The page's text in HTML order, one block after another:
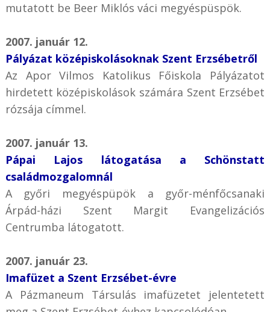
mutatott be Beer Miklós váci megyéspüspök.
2007. január 12.
Pályázat középiskolásoknak Szent Erzsébetről
Az Apor Vilmos Katolikus Főiskola Pályázatot
hirdetett középiskolások számára Szent Erzsébet
rózsája címmel.
2007. január 13.
Pápai Lajos látogatása a Schönstatt
családmozgalomnál
A győri megyéspüpök a győr-ménfőcsanaki
Árpád-házi Szent Margit Evangelizációs
Centrumba látogatott.
2007. január 23.
Imafüzet a Szent Erzsébet-évre
A Pázmaneum Társulás imafüzetet jelentetett